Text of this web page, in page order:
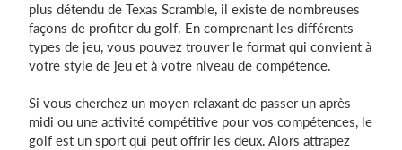
plus détendu de Texas Scramble, il existe de nombreuses
façons de profiter du golf. En comprenant les différents
types de jeu, vous pouvez trouver le format qui convient à
votre style de jeu et à votre niveau de compétence.
Si vous cherchez un moyen relaxant de passer un après-
midi ou une activité compétitive pour vos compétences, le
golf est un sport qui peut offrir les deux. Alors attrapez